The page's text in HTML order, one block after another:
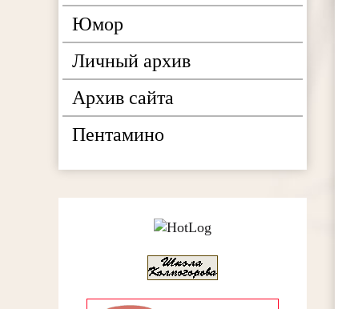
Юмор
Личный архив
Архив сайта
Пентамино